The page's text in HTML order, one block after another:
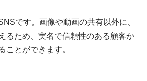
です。画像や動画の共有以外に、
るため、実名で信頼性のある顧客か
ことができます。